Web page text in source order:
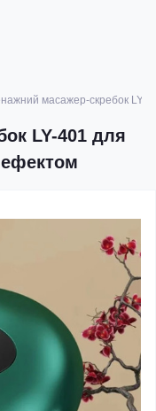
масажер-скребок LY-
LY-401 для
ефектом